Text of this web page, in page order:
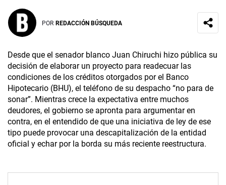
POR REDACCIÓN BÚSQUEDA
Desde que el senador blanco Juan Chiruchi hizo pública su
decisión de elaborar un proyecto para readecuar las
condiciones de los créditos otorgados por el Banco
Hipotecario (BHU), el teléfono de su despacho “no para de
sonar”. Mientras crece la expectativa entre muchos
deudores, el gobierno se apronta para argumentar en
contra, en el entendido de que una iniciativa de ley de ese
tipo puede provocar una descapitalización de la entidad
oficial y echar por la borda su más reciente reestructura.